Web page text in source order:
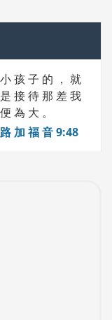
孩 子 的 ， 就
接 待 那 差 我
為 大 。
路 加 福 音 9:48